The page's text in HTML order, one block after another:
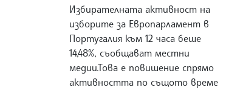
Избирателната активност на
изборите за Европарламент в
Португалия към 12 часа беше
14,48%, съобщават местни
медии.Това е повишение спрямо
активността по същото време